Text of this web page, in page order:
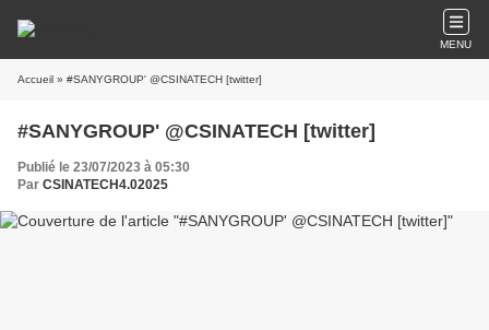
MENU
Accueil » #SANYGROUP' @CSINATECH [twitter]
#SANYGROUP' @CSINATECH [twitter]
Publié le 23/07/2023 à 05:30
Par CSINATECH4.02025